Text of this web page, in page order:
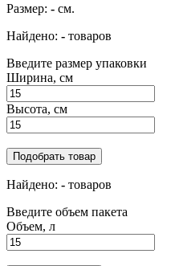
Размер: - см.
Найдено: - товаров
Введите размер упаковки
Ширина, см
Высота, см
Подобрать товар
Найдено: - товаров
Введите объем пакета
Объем, л